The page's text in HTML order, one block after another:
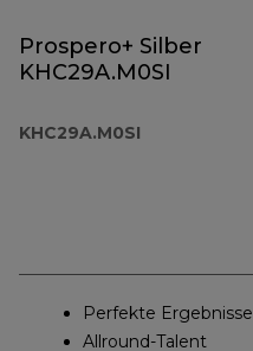
Prospero+ Silber
KHC29A.M0SI
KHC29A.M0SI
Perfekte Ergebnisse
Allround-Talent